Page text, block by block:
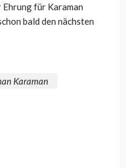
für Karaman
bald den nächsten
Karaman